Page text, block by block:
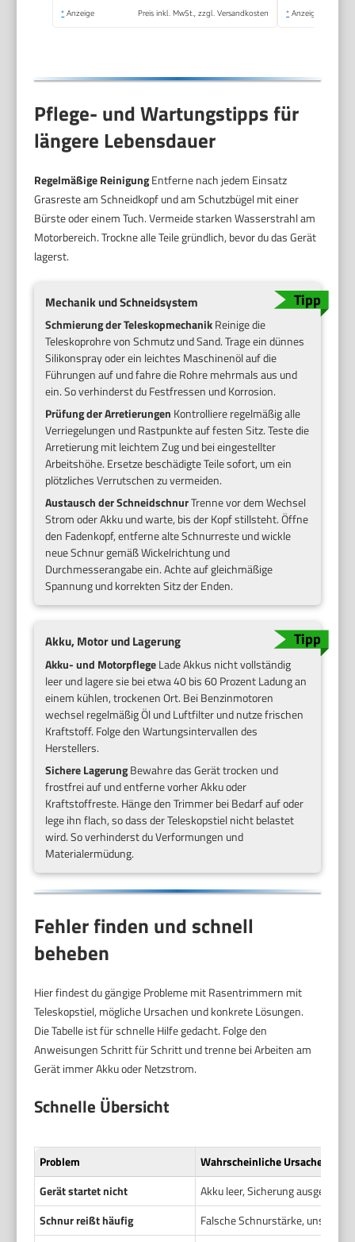
* Anzeige Preis inkl. MwSt., zzgl. Versandkosten * Anzeige
Pflege- und Wartungstipps für
längere Lebensdauer
Regelmäßige ReinigungEntferne nach jedem Einsatz
Grasreste am Schneidkopf und am Schutzbügel mit einer
Bürste oder einem Tuch. Vermeide starken Wasserstrahl am
Motorbereich. Trockne alle Teile gründlich, bevor du das Gerät
lagerst.
Mechanik und Schneidsystem
Schmierung der TeleskopmechanikReinige die
Teleskoprohre von Schmutz und Sand. Trage ein dünnes
Silikonspray oder ein leichtes Maschinenöl auf die
Führungen auf und fahre die Rohre mehrmals aus und
ein. So verhinderst du Festfressen und Korrosion.
Prüfung der Arretierungen Kontrolliere regelmäßig alle
Verriegelungen und Rastpunkte auf festen Sitz. Teste die
Arretierung mit leichtem Zug und bei eingestellter
Arbeitshöhe. Ersetze beschädigte Teile sofort, um ein
plötzliches Verrutschen zu vermeiden.
Austausch der SchneidschnurTrenne vor dem Wechsel
Strom oder Akku und warte, bis der Kopf stillsteht. Öffne
den Fadenkopf, entferne alte Schnurreste und wickle
neue Schnur gemäß Wickelrichtung und
Durchmesserangabe ein. Achte auf gleichmäßige
Spannung und korrekten Sitz der Enden.
Akku, Motor und Lagerung
Akku- und MotorpflegeLade Akkus nicht vollständig
leer und lagere sie bei etwa 40 bis 60 Prozent Ladung an
einem kühlen, trockenen Ort. Bei Benzinmotoren
wechsel regelmäßig Öl und Luftfilter und nutze frischen
Kraftstoff. Folge den Wartungsintervallen des
Herstellers.
Sichere LagerungBewahre das Gerät trocken und
frostfrei auf und entferne vorher Akku oder
Kraftstoffreste. Hänge den Trimmer bei Bedarf auf oder
lege ihn flach, so dass der Teleskopstiel nicht belastet
wird. So verhinderst du Verformungen und
Materialermüdung.
Fehler finden und schnell
beheben
Hier findest du gängige Probleme mit Rasentrimmern mit
Teleskopstiel, mögliche Ursachen und konkrete Lösungen.
Die Tabelle ist für schnelle Hilfe gedacht. Folge den
Anweisungen Schritt für Schritt und trenne bei Arbeiten am
Gerät immer Akku oder Netzstrom.
Schnelle Übersicht
Problem
Wahrscheinliche Ursache
Gerät startet nicht
Akku leer, Sicherung ausgelöst
Schnur reißt häufig
Falsche Schnurstärke,